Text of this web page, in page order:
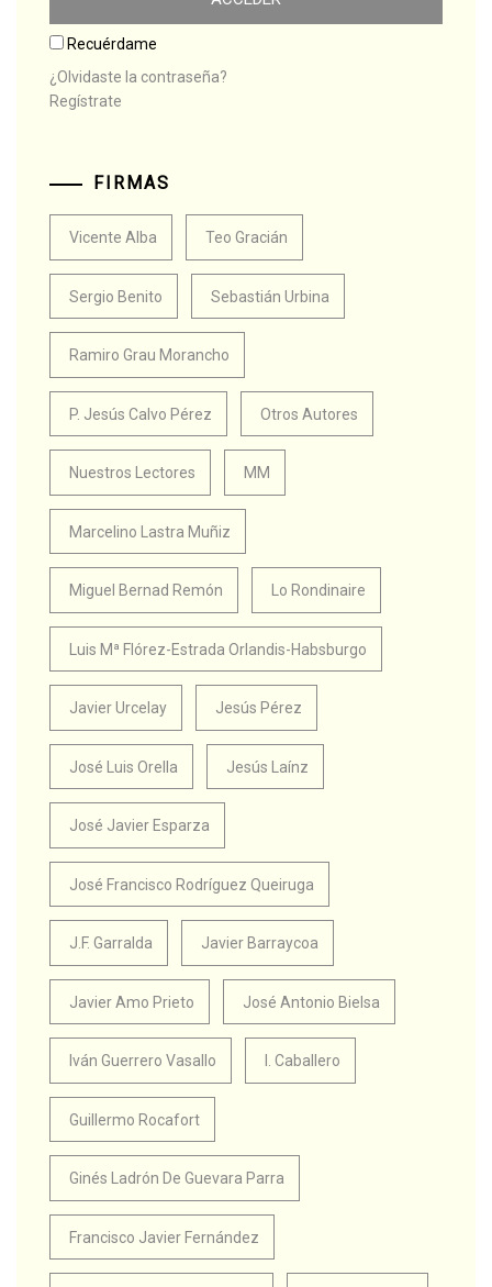
Recuérdame
¿Olvidaste la contraseña?
Regístrate
FIRMAS
Vicente Alba Teo Gracián
Sergio Benito Sebastián Urbina
Ramiro Grau Morancho
P. Jesús Calvo Pérez Otros Autores
Nuestros Lectores MM
Marcelino Lastra Muñiz
Miguel Bernad Remón Lo Rondinaire
Luis Mª Flórez-Estrada Orlandis-Habsburgo
Javier Urcelay Jesús Pérez
José Luis Orella Jesús Laínz
José Javier Esparza
José Francisco Rodríguez Queiruga
J.F. Garralda Javier Barraycoa
Javier Amo Prieto José Antonio Bielsa
Iván Guerrero Vasallo I. Caballero
Guillermo Rocafort
Ginés Ladrón De Guevara Parra
Francisco Javier Fernández